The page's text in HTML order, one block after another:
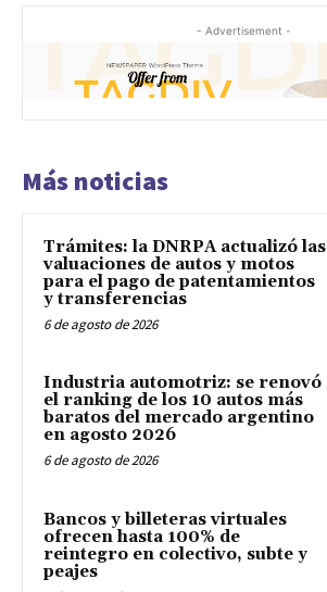
- Advertisement -
Más noticias
Trámites: la DNRPA actualizó las
valuaciones de autos y motos
para el pago de patentamientos
y transferencias
6 de agosto de 2026
Industria automotriz: se renovó
el ranking de los 10 autos más
baratos del mercado argentino
en agosto 2026
6 de agosto de 2026
Bancos y billeteras virtuales
ofrecen hasta 100% de
reintegro en colectivo, subte y
peajes